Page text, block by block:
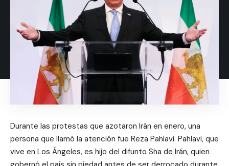
Durante las protestas que azotaron Irán en enero, una
persona que llamó la atención fue Reza Pahlavi. Pahlavi, que
vive en Los Ángeles, es hijo del difunto Sha de Irán, quien